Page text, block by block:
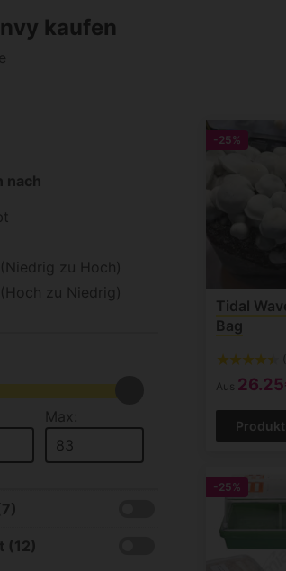
kaufen
nach
zu Hoch)
zu Niedrig)
Max:
(12)
-25%
Tidal
Bag
Aus
-25%